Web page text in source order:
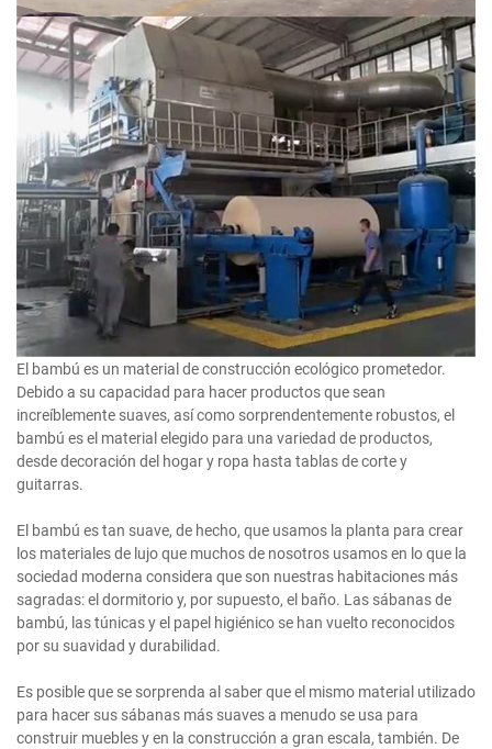
El bambú es un material de construcción ecológico prometedor.
Debido a su capacidad para hacer productos que sean
increíblemente suaves, así como sorprendentemente robustos, el
bambú es el material elegido para una variedad de productos,
desde decoración del hogar y ropa hasta tablas de corte y
guitarras.
El bambú es tan suave, de hecho, que usamos la planta para crear
los materiales de lujo que muchos de nosotros usamos en lo que la
sociedad moderna considera que son nuestras habitaciones más
sagradas: el dormitorio y, por supuesto, el baño. Las sábanas de
bambú, las túnicas y el papel higiénico se han vuelto reconocidos
por su suavidad y durabilidad.
Es posible que se sorprenda al saber que el mismo material utilizado
para hacer sus sábanas más suaves a menudo se usa para
construir muebles y en la construcción a gran escala, también. De